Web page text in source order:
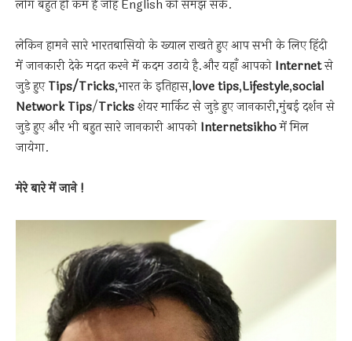
लोग बहुत ही कम है जोह English को समझ सके.
लेकिन हामने सारे भारतबासियो के ख्याल राखते हुए आप सभी के लिए हिंदी
में जानकारी देके मदत करने में कदम उठाये है.और यहाँ आपको Internetसे
जुड़े हुएTips/Tricks,भारत के इतिहास,lovetips,Lifestyle,social
Network Tips/Tricksशेयर मार्किट से जुड़े हुए जानकारी,मुंबई दर्शन से
जुड़े हुए और भी बहुत सारे जानकारी आपको Internetsikhoमें मिल
जायेगा.
मेरे बारे में जाने !